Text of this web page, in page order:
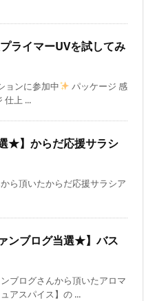
ライマーUVを試してみ
ョンに参加中
パッケージ 感
仕上 ...
★】からだ応援サラシ
ら頂いたからだ応援サラシア
ンブログ当選★】バス
ブログさんから頂いたアロマ
アスパイス】の ...